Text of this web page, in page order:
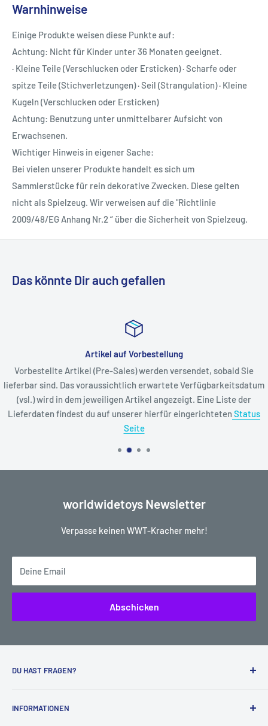
Warnhinweise
Einige Produkte weisen diese Punkte auf:
Achtung: Nicht für Kinder unter 36 Monaten geeignet.
· Kleine Teile (Verschlucken oder Ersticken) · Scharfe oder
spitze Teile (Stichverletzungen) · Seil (Strangulation) · Kleine
Kugeln (Verschlucken oder Ersticken)
Achtung: Benutzung unter unmittelbarer Aufsicht von
Erwachsenen.
Wichtiger Hinweis in eigener Sache:
Bei vielen unserer Produkte handelt es sich um
Sammlerstücke für rein dekorative Zwecken. Diese gelten
nicht als Spielzeug. Wir verweisen auf die "Richtlinie
2009/48/EG Anhang Nr.2 “ über die Sicherheit von Spielzeug.
Das könnte Dir auch gefallen
Artikel auf Vorbestellung
Vorbestellte Artikel (Pre-Sales) werden versendet, sobald Sie
lieferbar sind. Das voraussichtlich erwartete Verfügbarkeitsdatum
(vsl.) wird in dem jeweiligen Artikel angezeigt. Eine Liste der
Lieferdaten findest du auf unserer hierfür eingerichteten Status
Seite
worldwidetoys Newsletter
Verpasse keinen WWT-Kracher mehr!
Deine Email
Abschicken
DU HAST FRAGEN?
INFORMATIONEN